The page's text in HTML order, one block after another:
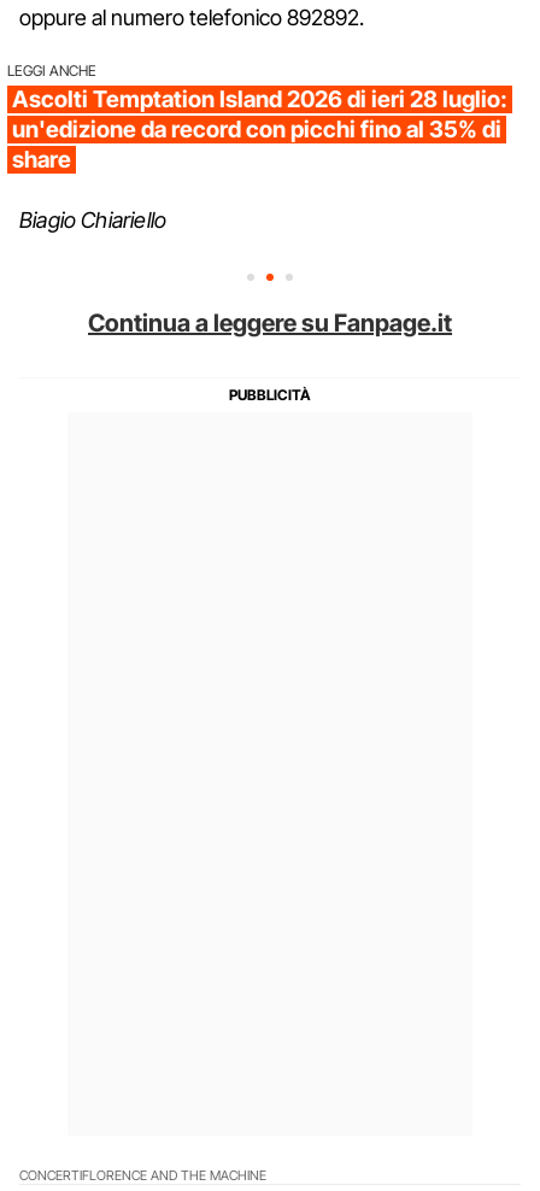
oppure al numero telefonico 892892.
LEGGI ANCHE
Ascolti Temptation Island 2026 di ieri 28 luglio:
un'edizione da record con picchi fino al 35% di
share
Biagio Chiariello
Continua a leggere su Fanpage.it
CONCERTIFLORENCE AND THE MACHINE